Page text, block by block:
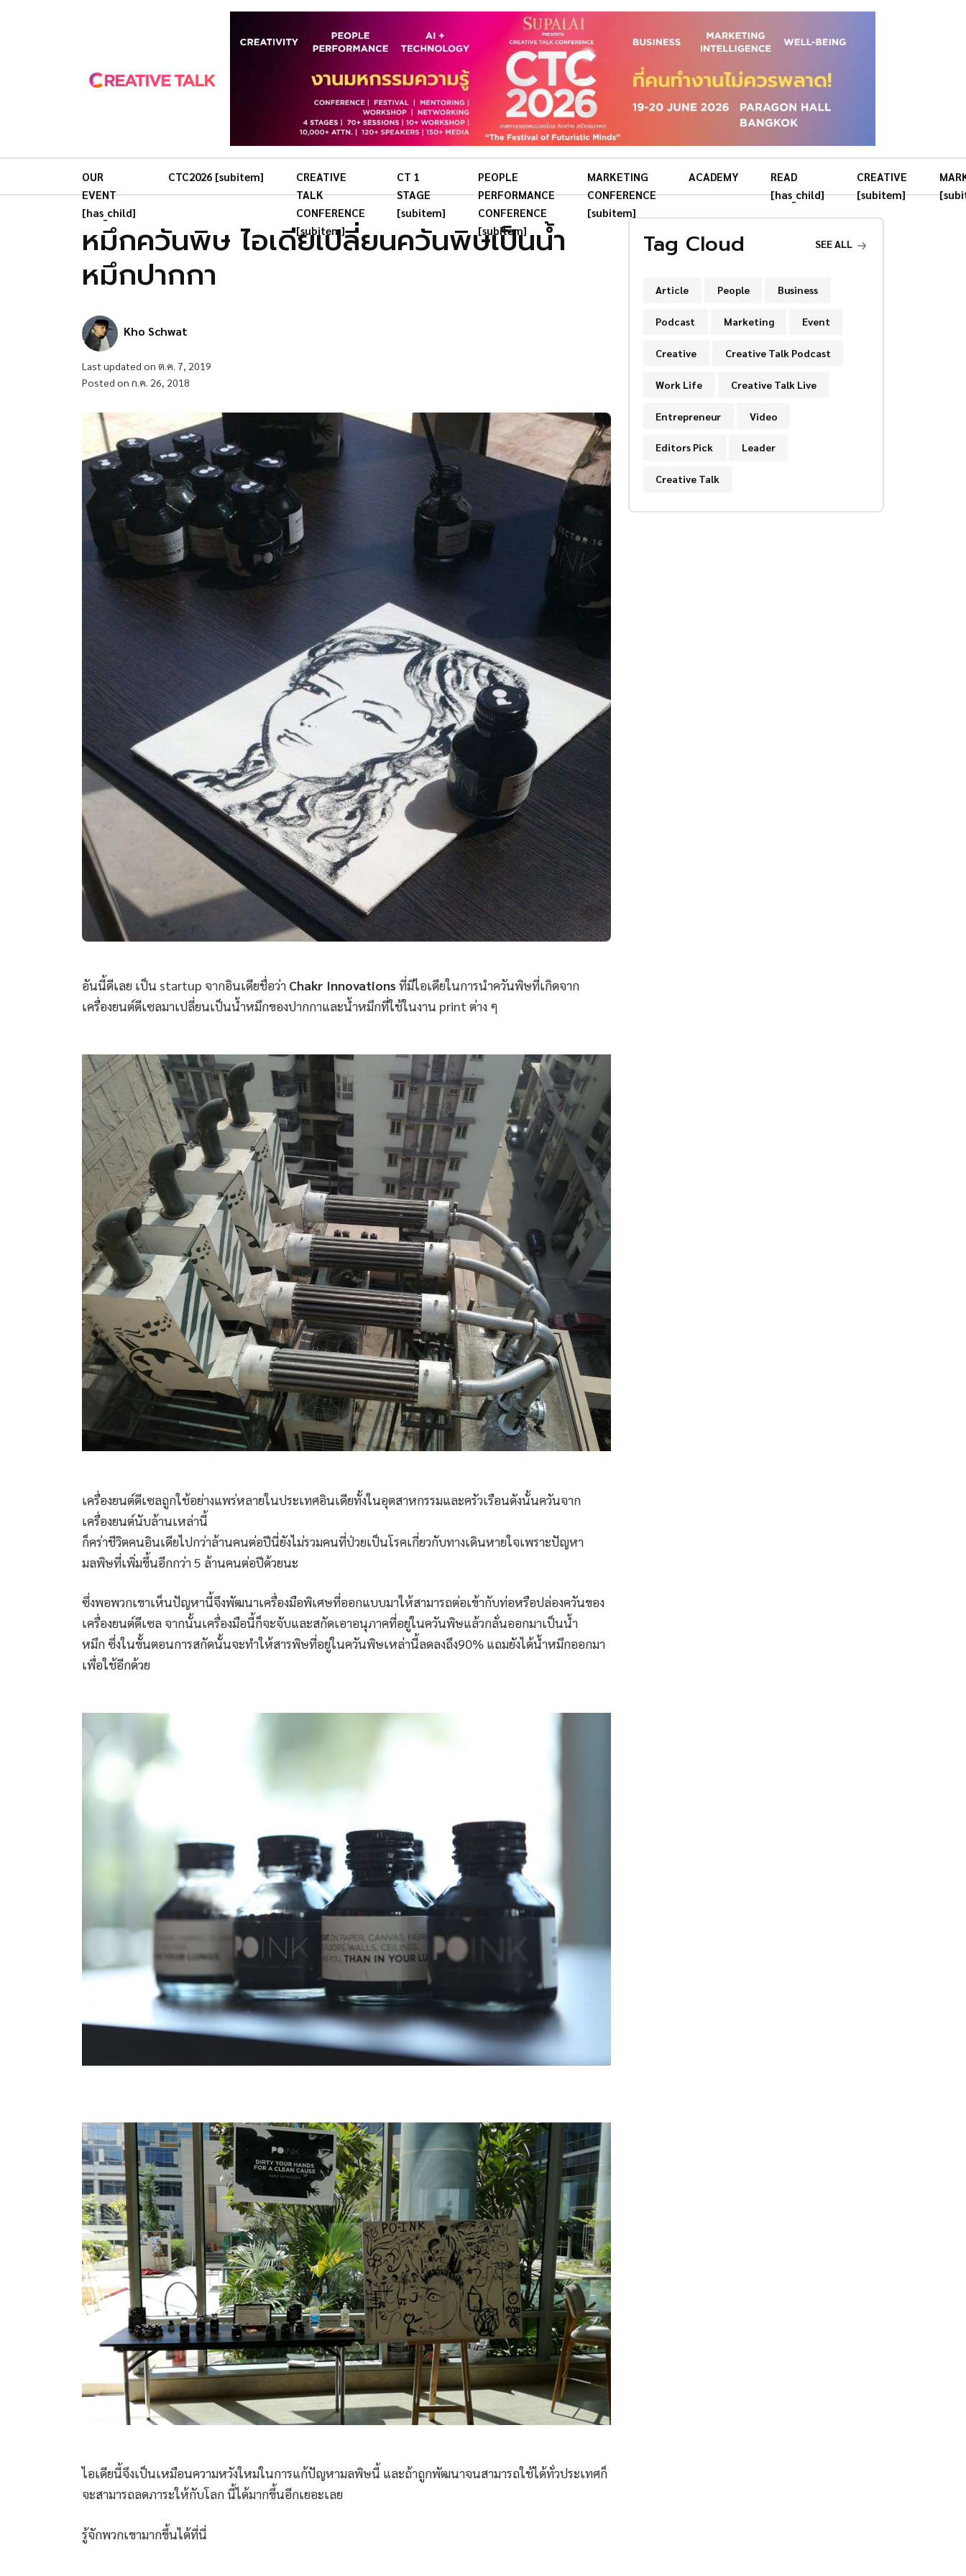
OUR
EVENT
[has_child]
CTC2026 [subitem]
CREATIVE
TALK
CONFERENCE
[subitem]
CT 1
STAGE
[subitem]
PEOPLE
PERFORMANCE
CONFERENCE
[subitem]
MARKETING
CONFERENCE
[subitem]
ACADEMY
READ
[has_child]
CREATIVE
[subitem]
หมึกควันพิษ ไอเดียเปลี่ยนควันพิษเป็นน้ำ
หมึกปากกา
Kho Schwat
Last updated on ต.ค. 7, 2019
Posted on ก.ค. 26, 2018
อันนี้ดีเลย เป็น startup จากอินเดียชื่อว่า Chakr Innovationsที่มีไอเดียในการนำควันพิษที่เกิดจาก
เครื่องยนต์ดีเซลมาเปลี่ยนเป็นน้ำหมึกของปากกาและน้ำหมึกที่ใช้ในงาน print ต่าง ๆ
เครื่องยนต์ดีเซลถูกใช้อย่างแพร่หลายในประเทศอินเดียทั้งในอุตสาหกรรมและครัวเรือนดังนั้นควันจาก
เครื่องยนต์นับล้านเหล่านี้
ก็คร่าชีวิตคนอินเดียไปกว่าล้านคนต่อปีนี่ยังไม่รวมคนที่ป่วยเป็นโรคเกี่ยวกับทางเดินหายใจเพราะปัญหา
มลพิษที่เพิ่มขึ้นอีกกว่า 5 ล้านคนต่อปีด้วยนะ
ซึ่งพอพวกเขาเห็นปัญหานี้จึงพัฒนาเครื่องมือพิเศษที่ออกแบบมาให้สามารถต่อเข้ากับท่อหรือปล่องควันของ
เครื่องยนต์ดีเซล จากนั้นเครื่องมือนี้ก็จะจับและสกัดเอาอนุภาคที่อยู่ในควันพิษแล้วกลั่นออกมาเป็นน้ำ
หมึก ซึ่งในขั้นตอนการสกัดนั้นจะทำให้สารพิษที่อยู่ในควันพิษเหล่านี้ลดลงถึง90% แถมยังได้น้ำหมึกออกมา
เพื่อใช้อีกด้วย
ไอเดียนี้จึงเป็นเหมือนความหวังใหม่ในการแก้ปัญหามลพิษนี้ และถ้าถูกพัฒนาจนสามารถใช้ได้ทั่วประเทศก็
จะสามารถลดภาระให้กับโลก นี้ได้มากขึ้นอีกเยอะเลย
รู้จักพวกเขามากขึ้นได้ที่นี่
Tag Cloud SEE ALL
Article People Business
Podcast Marketing Event
Creative Creative Talk Podcast
Work Life Creative Talk Live
Entrepreneur Video
Editors Pick Leader
Creative Talk